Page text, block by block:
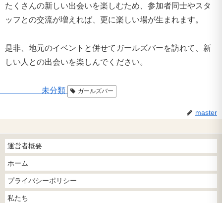
たくさんの新しい出会いを楽しむため、参加者同士やスタ
ッフとの交流が増えれば、更に楽しい場が生まれます。
是非、地元のイベントと併せてガールズバーを訪れて、新
しい人との出会いを楽しんでください。
未分類 ガールズバー
master
運営者概要
ホーム
プライバシーポリシー
私たち